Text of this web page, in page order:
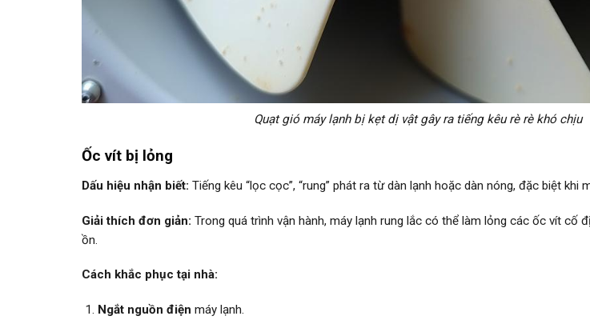
Quạt gió máy lạnh bị kẹt dị vật gây ra tiếng kêu rè rè khó chịu
Ốc vít bị lỏng
Dấu hiệu nhận biết: Tiếng kêu “lọc cọc”, “rung” phát ra từ dàn lạnh hoặc dàn nóng, đặc biệt
Giải thích đơn giản: Trong quá trình vận hành, máy lạnh rung lắc có thể làm lỏng các ốc vít cố
ồn.
Cách khắc phục tại nhà:
Ngắt nguồn điện máy lạnh.